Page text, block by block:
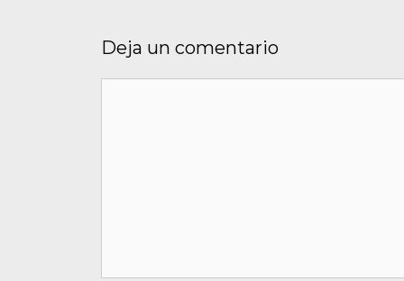
Deja un comentario